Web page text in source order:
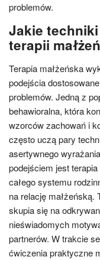
problemów.
Jakie
terapii
Terapia małżeńska
podejścia
problemów. Jedną z
behawioralna, która
wzorców zachowań i
często uczą pary
asertywnego
podejściem jest
całego systemu
na relację
skupia się na
nieświadomych
partnerów. W trakcie
ćwiczenia praktyczne